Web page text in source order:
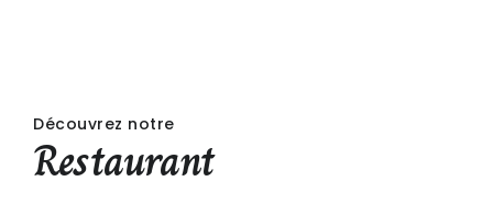
Découvrez notre
Restaurant